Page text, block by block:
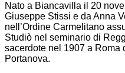
Nato a Biancavilla il 20
Giuseppe Stissi e da Anna
nell’Ordine Carmelitano
Studiò nel seminario di
sacerdote nel 1907 a Roma
Portanova.